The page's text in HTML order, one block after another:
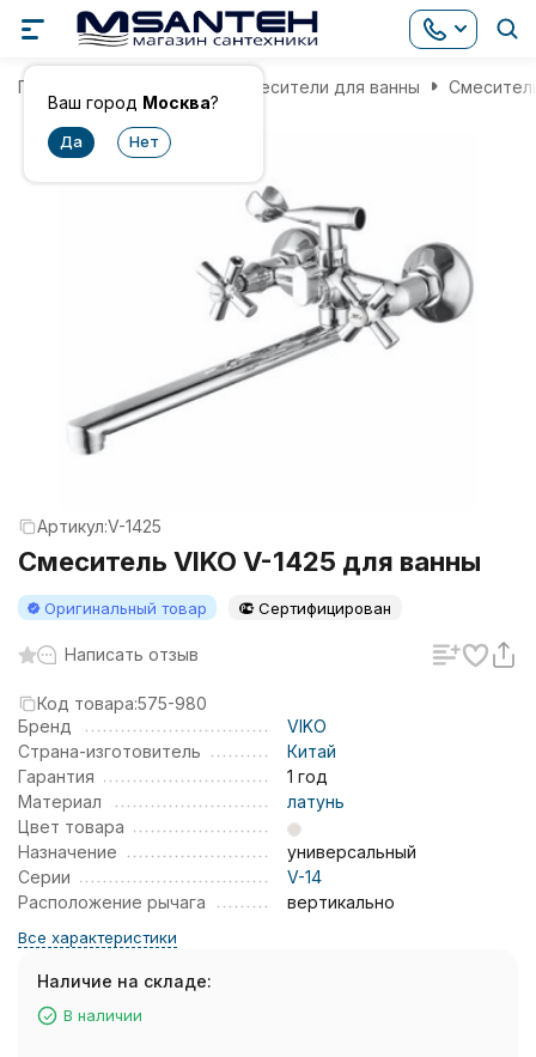
Ваш город Москва?
Главная Смесители для ванны
Артикул:V-1425
Смеситель VIKO V-1425 для ванны
Оригинальный товар Сертифицирован
Написать отзыв
Код товара:575-980
Бренд
VIKO
Страна-изготовитель
Китай
Гарантия
1 год
Материал
латунь
Цвет товара
Назначение
универсальный
Серии
V-14
Расположение рычага
вертикально
Все характеристики
Наличие на складе:
В наличии